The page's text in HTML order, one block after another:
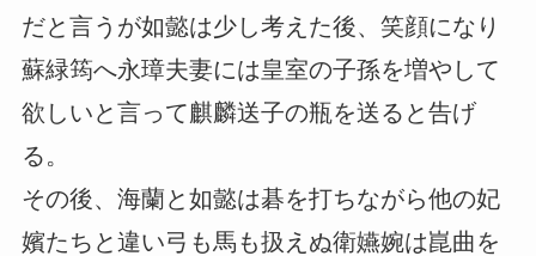
だと言うが如懿は少し考えた後、笑顔になり
蘇緑筠へ永璋夫妻には皇室の子孫を増やして
欲しいと言って麒麟送子の瓶を送ると告げ
る。
その後、海蘭と如懿は碁を打ちながら他の妃
嬪たちと違い弓も馬も扱えぬ衛嬿婉は崑曲を